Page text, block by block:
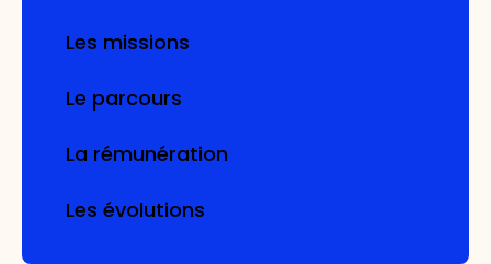
Les missions
Le parcours
La rémunération
Les évolutions